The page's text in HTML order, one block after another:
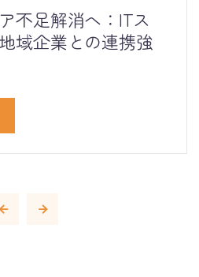
不足解消へ：ITス
域企業との連携強